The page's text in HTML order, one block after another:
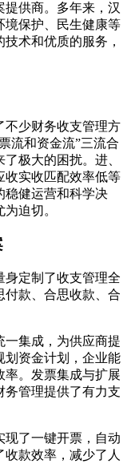
供商。多年来，汉
境保护、民生健康等
术和优质的服务，
不少财务收支管理方
流和资金流”三流合
极大的困扰。进、
收实收匹配效率低等
稳健运营和科学决
迫切。
身定制了收支管理全
付款、合思收款、合
一集成，为供应商提
划资金计划，企业能
率。发票集成与扩展
务管理提供了有力支
现了一键开票，自动
款效率，减少了人